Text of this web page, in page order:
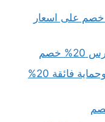
المنيوم خشابي 20% خصم على اسعار
مظلات بوثلين الرياض بألوان رائعة وحماية فائقة 20%